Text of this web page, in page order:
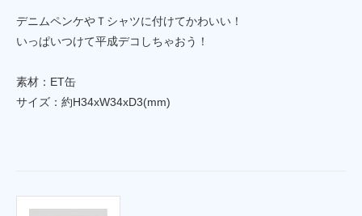
デニムペンケやＴシャツに付けてかわいい！
いっぱいつけて平成デコしちゃおう！
素材：ET缶
サイズ：約H34xW34xD3(mm)